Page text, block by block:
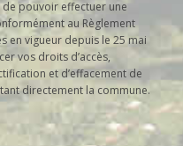
pouvoir effectuer une
au Règlement
en vigueur depuis le 25 mai
vos droits d’accès,
et d’effacement de
directement la commune.